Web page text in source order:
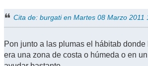
Cita de: burgati en Martes 08 Marzo 2011
Pon junto a las plumas el hábitab
era una zona de costa o húmeda o en